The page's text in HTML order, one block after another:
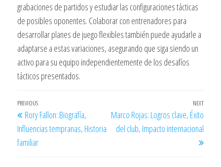
grabaciones de partidos y estudiar las configuraciones tácticas
de posibles oponentes. Colaborar con entrenadores para
desarrollar planes de juego flexibles también puede ayudarle a
adaptarse a estas variaciones, asegurando que siga siendo un
activo para su equipo independientemente de los desafíos
tácticos presentados.
Post
navigation
Previous
Post
PREVIOUS
Rory Fallon: Biografía,
Influencias tempranas, Historia
familiar
Next
NEXT
Marco Rojas: Logros clave, Éxito
del club, Impacto internacional